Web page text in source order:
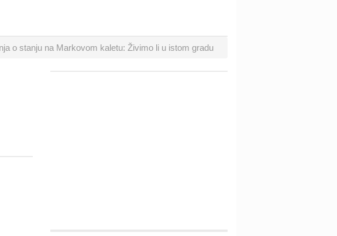
o stanju na Markovom kaletu: Živimo li u istom gradu